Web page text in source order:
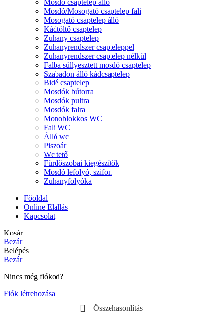
Mosdó csaptelep álló
Mosdó/Mosogató csaptelep fali
Mosogató csaptelep álló
Kádtöltő csaptelep
Zuhany csaptelep
Zuhanyrendszer csapteleppel
Zuhanyrendszer csaptelep nélkül
Falba süllyesztett mosdó csaptelep
Szabadon álló kádcsaptelep
Bidé csaptelep
Mosdók bútorra
Mosdók pultra
Mosdók falra
Monoblokkos WC
Fali WC
Álló wc
Piszoár
Wc tető
Fürdőszobai kiegészítők
Mosdó lefolyó, szifon
Zuhanyfolyóka
Főoldal
Online Elállás
Kapcsolat
Kosár
Bezár
Belépés
Bezár
Nincs még fiókod?
Fiók létrehozása
Összehasonlítás